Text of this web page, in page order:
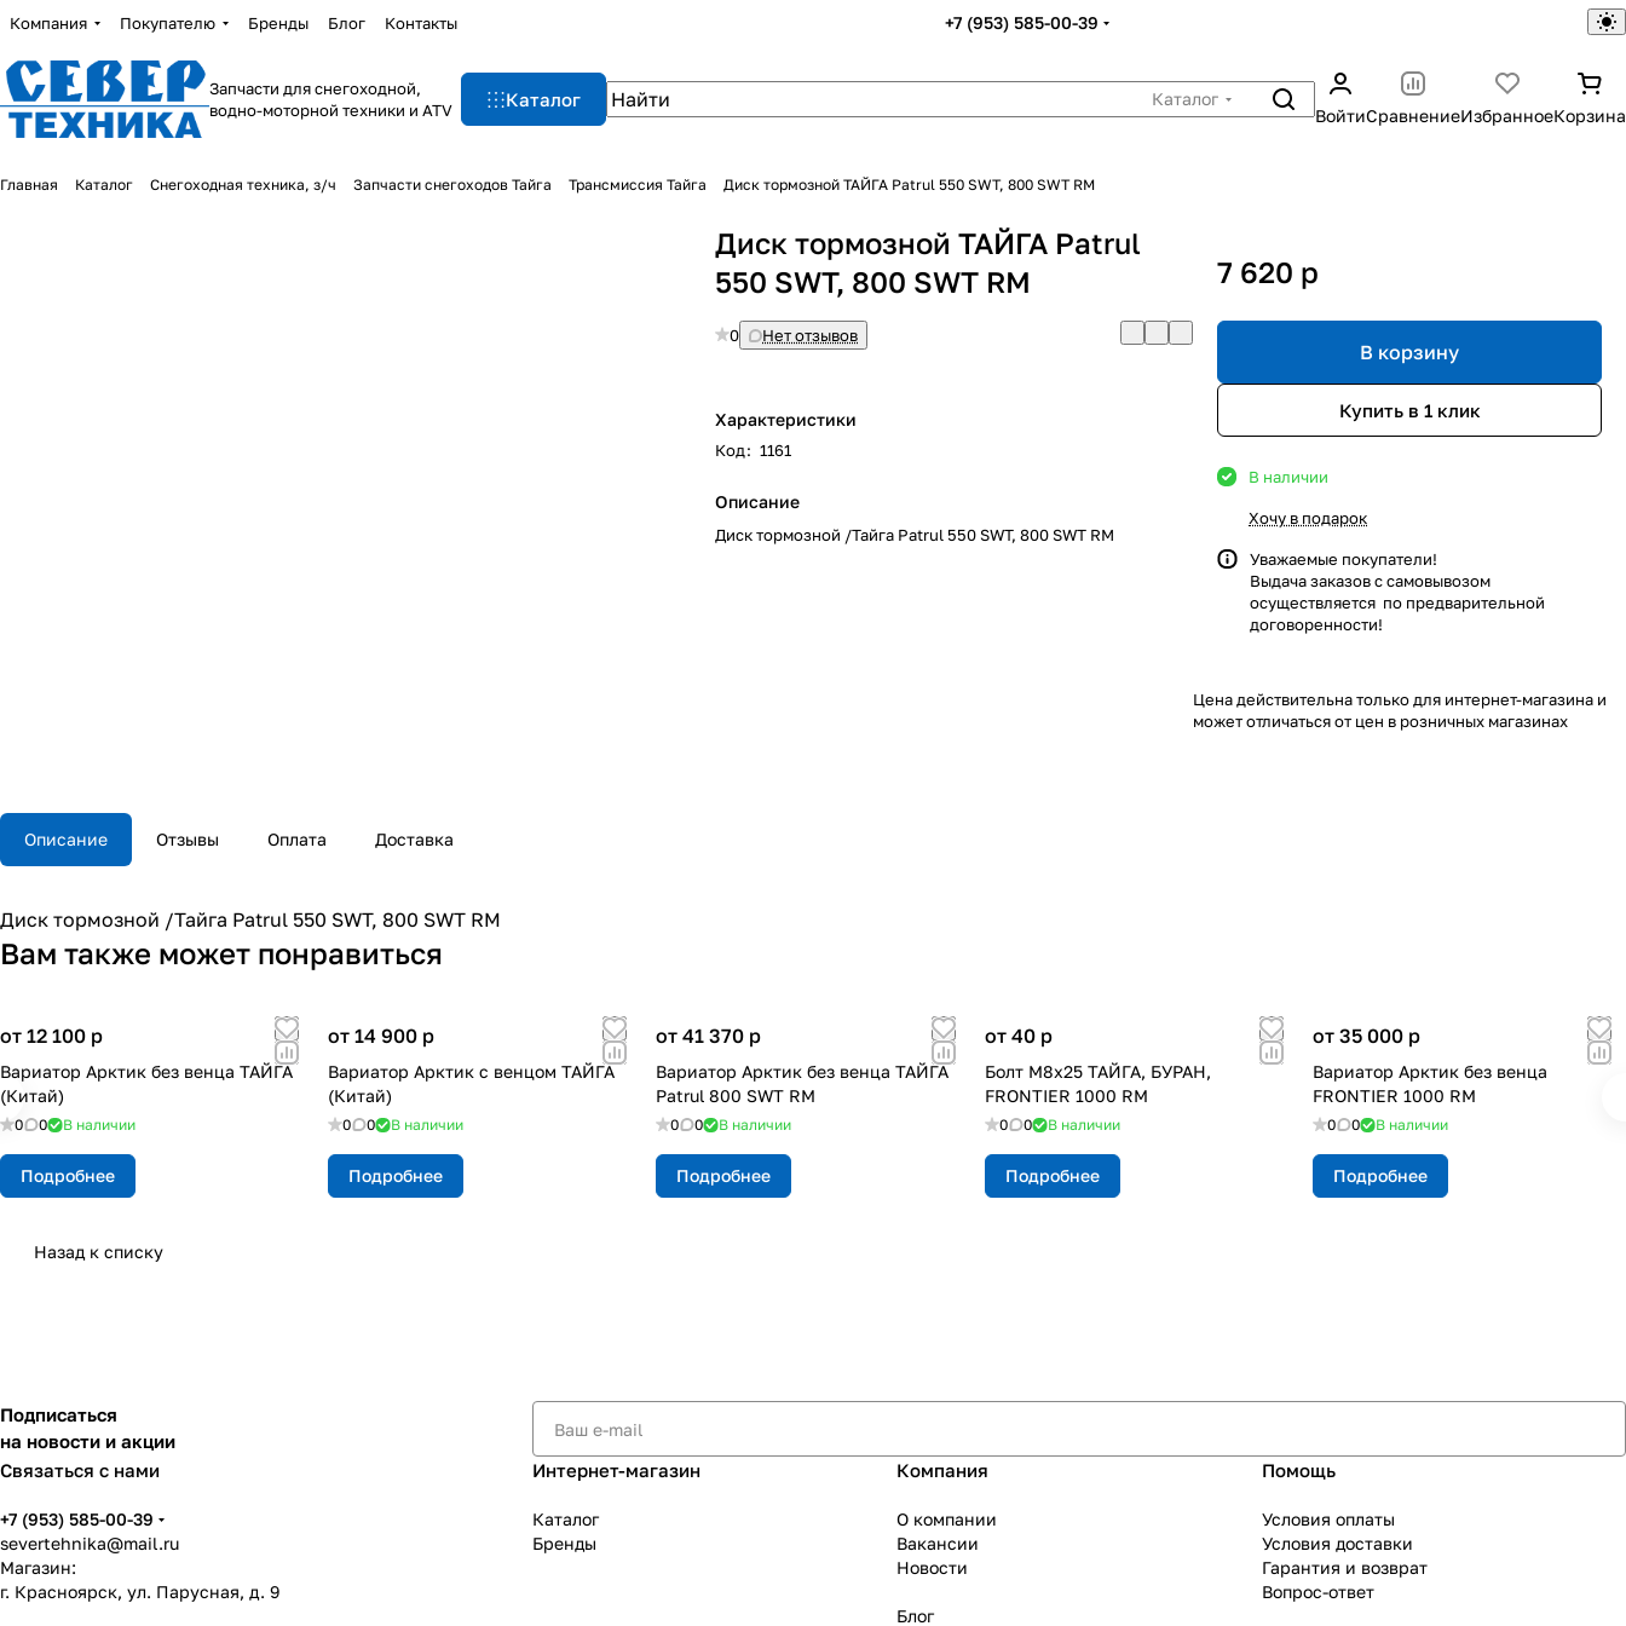
Компания Покупателю Бренды Блог Контакты +7 (953) 585-00-39
Запчасти для снегоходной,
водно-моторной техники и ATV
Каталог
Каталог
ВойтиСравнениеИзбранноеКорзина
Главная Каталог Снегоходная техника, з/ч Запчасти снегоходов Тайга Трансмиссия Тайга Диск тормозной ТАЙГА Patrul 550 SWT, 800 SWT RM
Диск тормозной ТАЙГА Patrul
550 SWT, 800 SWT RM
0 Нет отзывов
Характеристики
Код: 1161
Описание
Диск тормозной /Тайга Patrul 550 SWT, 800 SWT RM
7 620 p
В корзину
Купить в 1 клик
В наличии
Хочу в подарок
Уважаемые покупатели!
Выдача заказов с самовывозом
осуществляется по предварительной
договоренности!
Цена действительна только для интернет-магазина и
может отличаться от цен в розничных магазинах
Описание Отзывы Оплата Доставка
Диск тормозной /Тайга Patrul 550 SWT, 800 SWT RM
Вам также может понравиться
от 12 100 p
Вариатор Арктик без венца ТАЙГА
(Китай)
0 0 В наличии
Подробнее
от 14 900 p
Вариатор Арктик с венцом ТАЙГА
(Китай)
0 0 В наличии
Подробнее
от 41 370 p
Вариатор Арктик без венца ТАЙГА
Patrul 800 SWT RM
0 0 В наличии
Подробнее
от 40 p
Болт М8х25 ТАЙГА, БУРАН,
FRONTIER 1000 RM
0 0 В наличии
Подробнее
от 35 000 p
Вариатор Арктик без венца
FRONTIER 1000 RM
0 0 В наличии
Подробнее
Назад к списку
Подписаться
на новости и акции
Связаться с нами
+7 (953) 585-00-39
severtehnika@mail.ru
Магазин:
г. Красноярск, ул. Парусная, д. 9
Интернет-магазин
Каталог
Бренды
Компания
О компании
Вакансии
Новости
Блог
Помощь
Условия оплаты
Условия доставки
Гарантия и возврат
Вопрос-ответ